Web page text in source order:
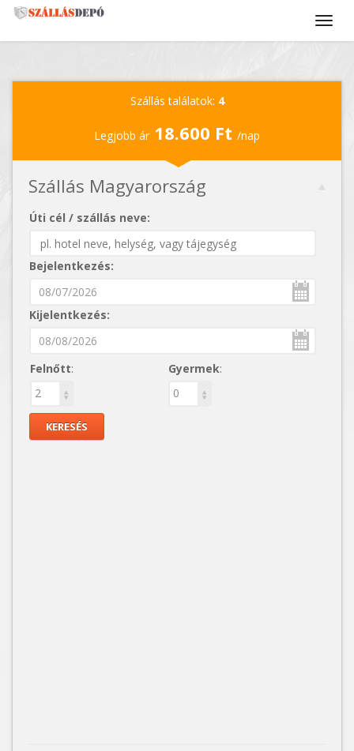
Szállás találatok: 4
Legjobb ár 18.600 Ft /nap
Szállás Magyarország
Úti cél / szállás neve:
Bejelentkezés:
Kijelentkezés:
Felnőtt: Gyermek: